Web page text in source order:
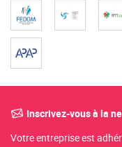
Inscrivez-vous à la
Votre entreprise est